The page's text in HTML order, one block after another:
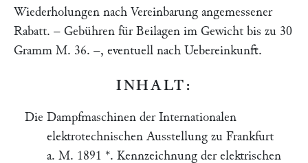
Wiederholungen nach Vereinbarung angemessener
Rabatt. – Gebühren für Beilagen im Gewicht bis zu 30
Gramm M. 36. –, eventuell nach Uebereinkunft.
INHALT:
Die Dampfmaschinen der Internationalen
elektrotechnischen Ausstellung zu Frankfurt
a. M. 1891 *. Kennzeichnung der elektrischen